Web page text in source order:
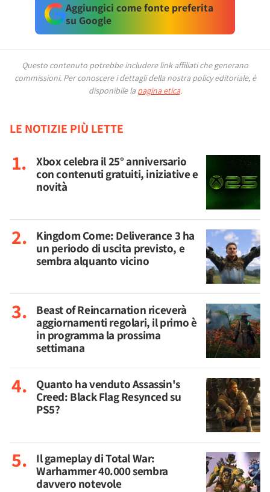
Aggiungici come fonte preferita
su Google
Questo contenuto potrebbe includere link affiliati che generano
commissioni. Per conoscere i dettagli della nostra policy editoriale, è
disponibile la pagina etica.
LE NOTIZIE PIÙ LETTE
Xbox celebra il 25° anniversario
con contenuti gratuiti, iniziative e
novità
Kingdom Come: Deliverance 3 ha
un periodo di uscita previsto, e
sembra alquanto vicino
Beast of Reincarnation riceverà
aggiornamenti regolari, il primo è
in programma la prossima
settimana
Quanto ha venduto Assassin's
Creed: Black Flag Resynced su
PS5?
Il gameplay di Total War:
Warhammer 40.000 sembra
davvero notevole